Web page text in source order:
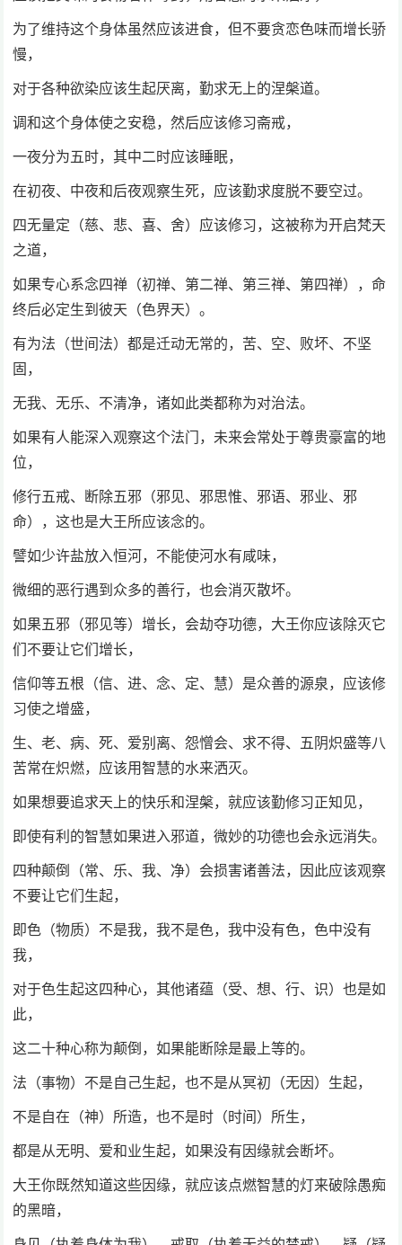
为了维持这个身体虽然应该进食，但不要贪恋色味而增长骄
慢，
对于各种欲染应该生起厌离，勤求无上的涅槃道。
调和这个身体使之安稳，然后应该修习斋戒，
一夜分为五时，其中二时应该睡眠，
在初夜、中夜和后夜观察生死，应该勤求度脱不要空过。
四无量定（慈、悲、喜、舍）应该修习，这被称为开启梵天
之道，
如果专心系念四禅（初禅、第二禅、第三禅、第四禅），命
终后必定生到彼天（色界天）。
有为法（世间法）都是迁动无常的，苦、空、败坏、不坚
固，
无我、无乐、不清净，诸如此类都称为对治法。
如果有人能深入观察这个法门，未来会常处于尊贵豪富的地
位，
修行五戒、断除五邪（邪见、邪思惟、邪语、邪业、邪
命），这也是大王所应该念的。
譬如少许盐放入恒河，不能使河水有咸味，
微细的恶行遇到众多的善行，也会消灭散坏。
如果五邪（邪见等）增长，会劫夺功德，大王你应该除灭它
们不要让它们增长，
信仰等五根（信、进、念、定、慧）是众善的源泉，应该修
习使之增盛，
生、老、病、死、爱别离、怨憎会、求不得、五阴炽盛等八
苦常在炽燃，应该用智慧的水来洒灭。
如果想要追求天上的快乐和涅槃，就应该勤修习正知见，
即使有利的智慧如果进入邪道，微妙的功德也会永远消失。
四种颠倒（常、乐、我、净）会损害诸善法，因此应该观察
不要让它们生起，
即色（物质）不是我，我不是色，我中没有色，色中没有
我，
对于色生起这四种心，其他诸蕴（受、想、行、识）也是如
此，
这二十种心称为颠倒，如果能断除是最上等的。
法（事物）不是自己生起，也不是从冥初（无因）生起，
不是自在（神）所造，也不是时（时间）所生，
都是从无明、爱和业生起，如果没有因缘就会断坏。
大王你既然知道这些因缘，就应该点燃智慧的灯来破除愚痴
的黑暗，